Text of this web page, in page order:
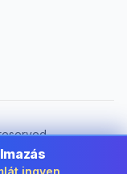
területén
ingyen